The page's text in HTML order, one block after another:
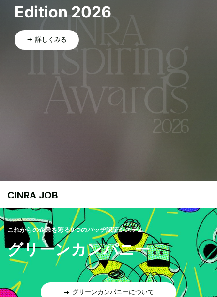
Edition 2026
詳しくみる
CINRA JOB
これからの企業を彩る9つのバッヂ認証システム
グリーンカンパニー
グリーンカンパニーについて